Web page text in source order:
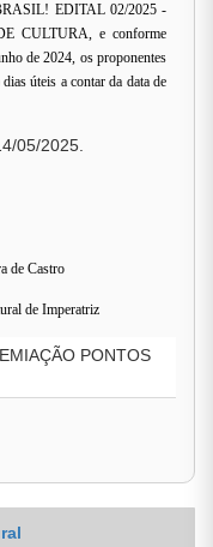
EDITAL 02/2025 -
CULTURA, e conforme
de 2024, os proponentes
úteis a contar da data de
05/2025.
de Castro
de Imperatriz
PONTOS